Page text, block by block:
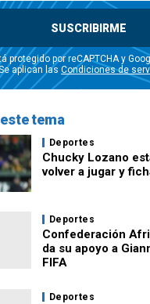
SUSCRIBIRME
protegido por reCAPTCHA y
aplican las Condiciones de
tema
Deportes
Chucky Lozano
volver a jugar y
Deportes
Confederación
da su apoyo a
FIFA
Deportes